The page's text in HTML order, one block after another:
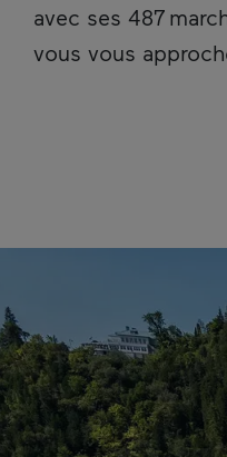
avec ses 487
vous vous